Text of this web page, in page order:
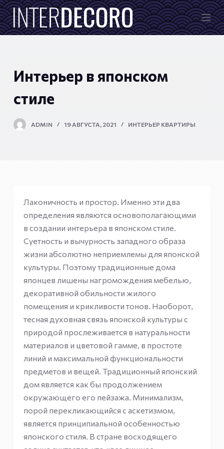
П
е
р
к
у
Интерьер в японском
стиле
ADMIN 19 АВГУСТА, 2021 ИНТЕРЬЕР КВАРТИРЫ
Лаконичность и простор. Именно эти два
определения являются основополагающими
в создании интерьера в японском стиле.
Суетность и вычурность западного образа
жизни абсолютно неприемлемы для японской
культуры. Поэтому традиционные дома
японцев лишены нагромождения мебелью,
декоративной обильности жилого
помещения и крикливости тонов. Наоборот,
тесная духовная связь японской культуры с
природой прослеживается в натуральности
материалов и цветовой гамме, в простоте
линий и максимальной функциональности
предметов и вещей. Традиционный японский
дом является как бы продолжением
окружающего его пейзажа. Минимализм,
порой перекликающийся с аскетизмом,
является принципиальной особенностью
японского стиля. В стране восходящего